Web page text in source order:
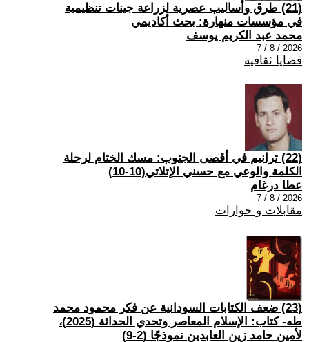
(21) طرق وأساليب عصرية لزراعة جينات تنظيمية
في مؤسسات منهارة: بحث أكاديمي
محمد عبد الكريم يوسف
2026 / 8 / 7
قضايا ثقافية
(22) ترانيم في أقصى الجنوب: مسك الختام لرحلة
الكلمة والوعي مع حسني الإتلاتي(10-10)
عطا درغام
2026 / 8 / 7
مقابلات و حوارات
(23) ضعف الكتابات السودانية عن فكر محمود محمد
طه- كتاب: الإسلام المعاصر وتحدي الحداثة (2025)،
لأمين حامد زين العابدين نموذجًا (2-9)